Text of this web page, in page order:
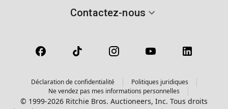
Contactez-nous
Déclaration de confidentialité
Politiques juridiques
Ne vendez pas mes informations personnelles
© 1999-2026 Ritchie Bros. Auctioneers, Inc. Tous droits